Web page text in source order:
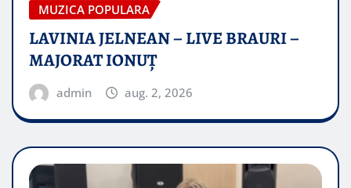
MUZICA POPULARA
LAVINIA JELNEAN – LIVE BRAURI –
MAJORAT IONUŢ
admin aug. 2, 2026